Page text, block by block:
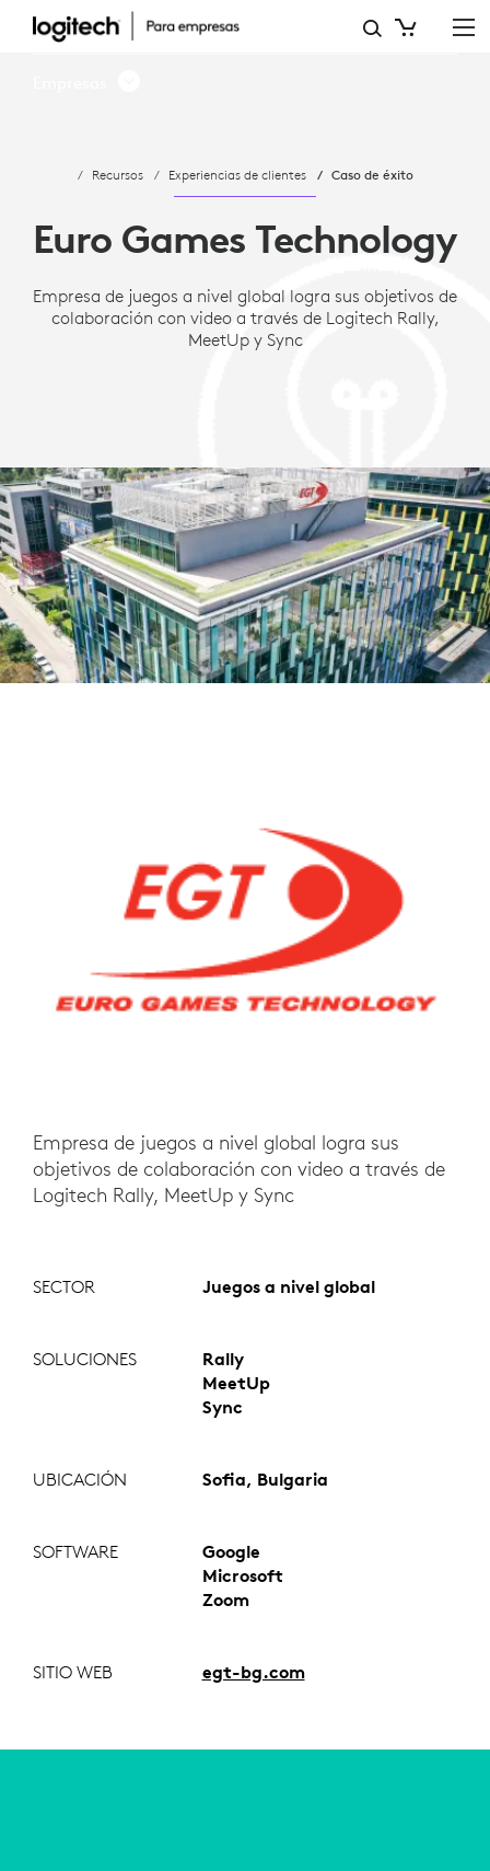
ESTUDIO
GAMES
TECHNOLOGY
SUS
OBJETIVOS
CON
VIDEO
A
TRAVÉS
DE
LOGITECH
Recursos Experiencias de clientes Caso de éxito
Euro Games Technology
Empresa de juegos a nivel global logra sus objetivos de
colaboración con video a través de Logitech Rally,
MeetUp y Sync
Empresa de juegos a nivel global logra sus
objetivos de colaboración con video a través de
Logitech Rally, MeetUp y Sync
SECTOR Juegos a nivel global
SOLUCIONES
Rally
MeetUp
Sync
UBICACIÓN Sofia, Bulgaria
SOFTWARE
Google
Microsoft
Zoom
SITIO WEB egt-bg.com